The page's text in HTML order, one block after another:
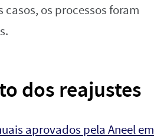
casos, os processos foram
dos reajustes
aprovados pela Aneel em